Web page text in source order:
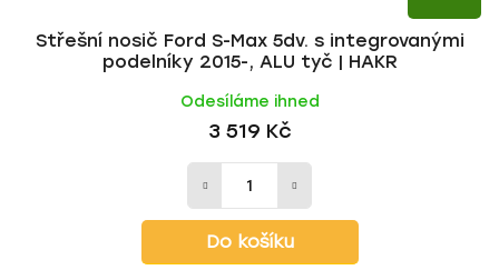
Střešní nosič Ford S-Max 5dv. s integrovanými
podelníky 2015-, ALU tyč | HAKR
Odesíláme ihned
3 519 Kč
Do košíku